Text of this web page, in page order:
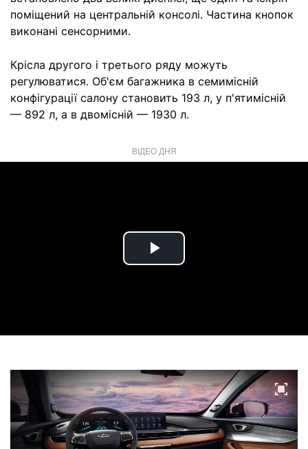
поміщений на центральній консолі. Частина кнопок
виконані сенсорними.
Крісла другого і третього ряду можуть
регулюватися. Об'єм багажника в семимісній
конфігурації салону становить 193 л, у п'ятимісній
— 892 л, а в двомісній — 1930 л.
ВІДЕО ДНЯ
Play